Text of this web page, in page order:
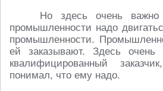
Но здесь очень
промышленности надо
промышленности.
ей заказывают. Здесь
квалифицированный
понимал, что ему надо.